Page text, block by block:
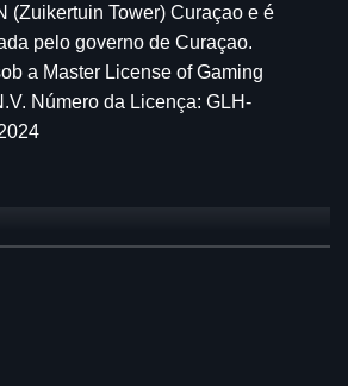
(Zuikertuin Tower) Curaçao e é
pelo governo de Curaçao.
a Master License of Gaming
Número da Licença: GLH-